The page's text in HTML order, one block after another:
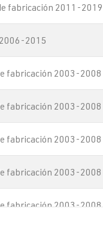
fabricación 2011-2019
2015
fabricación 2003-2008
fabricación 2003-2008
fabricación 2003-2008
fabricación 2003-2008
fabricación 2003-2008